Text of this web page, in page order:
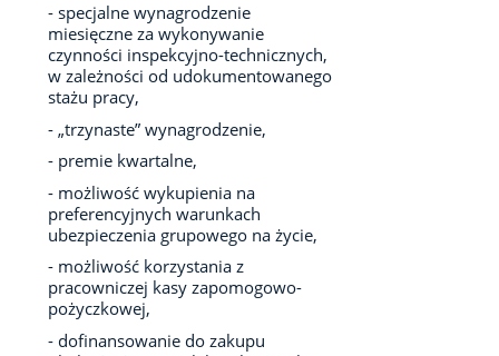
- specjalne wynagrodzenie
miesięczne za wykonywanie
czynności inspekcyjno-technicznych,
w zależności od udokumentowanego
stażu pracy,
- „trzynaste” wynagrodzenie,
- premie kwartalne,
- możliwość wykupienia na
preferencyjnych warunkach
ubezpieczenia grupowego na życie,
- możliwość korzystania z
pracowniczej kasy zapomogowo-
pożyczkowej,
- dofinansowanie do zakupu